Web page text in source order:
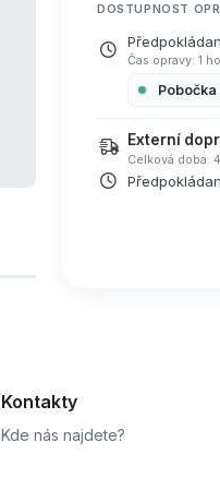
DOSTUPNOST
Čas opravy: 1
Pobočka
Externí
Celková doba:
Kontakty
Kde nás najdete?